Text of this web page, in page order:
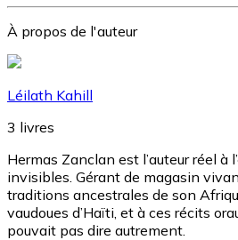
À propos de l'auteur
Léilath Kahill
3 livres
Hermas Zanclan est l’auteur réel
invisibles. Gérant de magasin
traditions ancestrales de son
vaudoues d’Haïti, et à ces récits
pouvait pas dire autrement.